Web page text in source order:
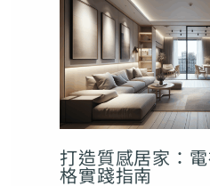
打造質感居家：
格實踐指南